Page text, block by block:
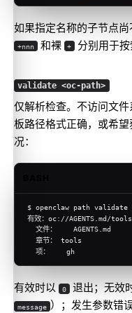
如果指定名称的子节点尚
+nnn 和裸 + 分别用于按
validate <oc-path>
仅解析检查。不访问文
板路径格式正确，或希
况：
$ openclaw path validate
有效：oc://AGENTS.md/
  文件：    AGENTS.md
  章节： tools
  项：    gh
有效时以 0 退出；无效
message ）；发生参数错